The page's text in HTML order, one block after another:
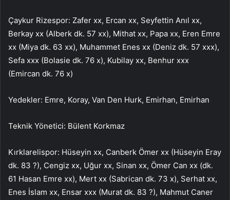
Çaykur Rizespor: Zafer xx, Ercan xx, Seyfettin Anıl xx,
Berkay xx (Alberk dk. 57 xx), Mithat xx, Papa xx, Eren Emre
xx (Miya dk. 63 xx), Muhammet Enes xx (Deniz dk. 57 xxx),
Sefa xxx (Bolasie dk. 76 x), Kubilay xx, Benhur xxx
(Emircan dk. 76 x)
Yedekler: Emre, Koray, Van Den Hurk, Emirhan, Emirhan
Teknik Yönetici: Bülent Korkmaz
Kırklarelispor: Hüseyin xx, Canberk Ömer xx (Hüseyin Eray
dk. 83 ?), Cengiz xx, Uğur xx, Sinan xx, Ömer Can xx (dk.
61 Hasan Emre xx), Mert xx (Sabrican dk. 73 x), Serhat xx,
Enes İslam xx, Ensar xxx (Murat dk. 83 ?), Mahmut Caner